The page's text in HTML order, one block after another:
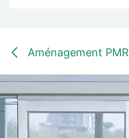
Aménagement PMR